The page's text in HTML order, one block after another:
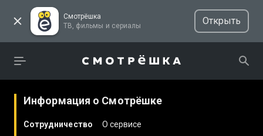
Смотрёшка
ТВ, фильмы и сериалы
Открыть
Информация о Смотрёшке
Сотрудничество О сервисе